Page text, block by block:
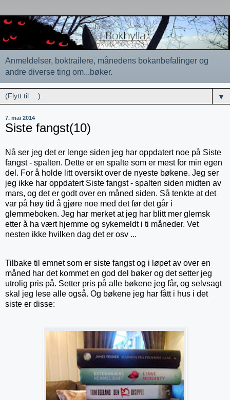
Anmeldelser, boktrailere, månedens bokanbefalinger og
andre diverse ting om...bøker.
▼
7. mai 2014
Siste fangst(10)
Nå ser jeg det er lenge siden jeg har oppdatert noe på Siste
fangst - spalten. Dette er en spalte som er mest for min egen
del. For å holde litt oversikt over de nyeste bøkene. Jeg ser
jeg ikke har oppdatert Siste fangst - spalten siden midten av
mars, og det er godt over en måned siden. Så tenkte at det
var på høy tid å gjøre noe med det før det går i
glemmeboken. Jeg har merket at jeg har blitt mer glemsk
etter å ha vært hjemme og sykemeldt i ti måneder. Vet
nesten ikke hvilken dag det er osv ...
Tilbake til emnet som er siste fangst og i løpet av over en
måned har det kommet en god del bøker og det setter jeg
utrolig pris på. Setter pris på alle bøkene jeg får, og selvsagt
skal jeg lese alle også. Og bøkene jeg har fått i hus i det
siste er disse: